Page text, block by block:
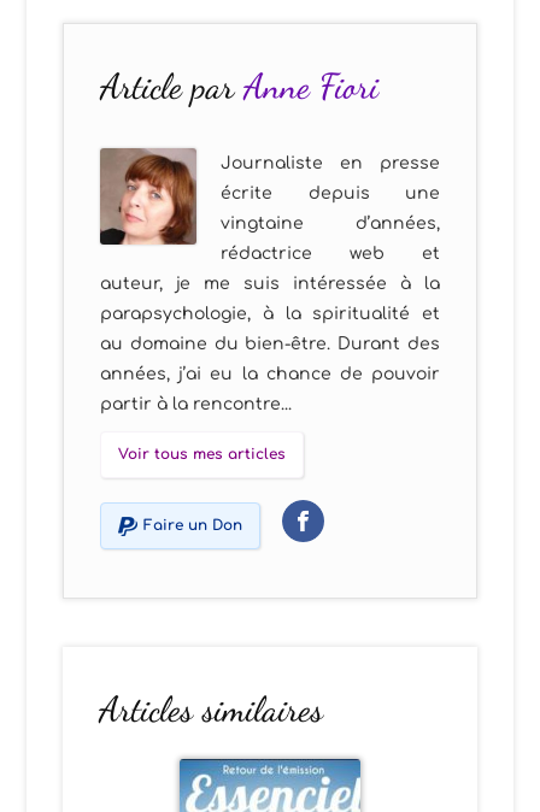
Article parAnne Fiori
Journaliste en presse
écrite depuis une
vingtaine d’années,
rédactrice web et
auteur, je me suis intéressée à la
parapsychologie, à la spiritualité et
au domaine du bien-être. Durant des
années, j’ai eu la chance de pouvoir
partir à la rencontre...
Voir tous mes articles
Faire un Don
Articles similaires